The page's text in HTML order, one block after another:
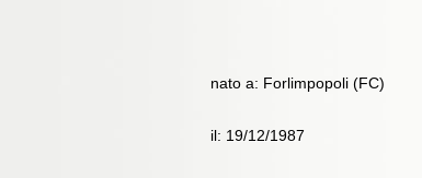
nato a: Forlimpopoli (FC)
il: 19/12/1987